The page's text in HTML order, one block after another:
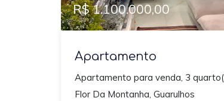
R$ 1.100.000,00
Apartamento
Apartamento para venda, 3
Flor Da Montanha, Guarulhos